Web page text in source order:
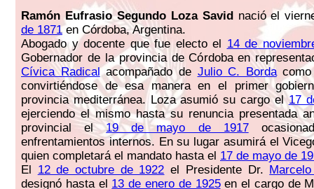
Ramón Eufrasio Segundo Loza Savidnació el
de 1871en Córdoba, Argentina.
Abogado y docente que fue electo el 14 de
Gobernador de la provincia de Córdoba en
Cívica Radicalacompañado de Julio C. Bordacomo
convirtiéndose de esa manera en el primer
provincia mediterránea. Loza asumió su cargo el17
ejerciendo el mismo hasta su renuncia presentada
provincial el19 de mayo de 1917
enfrentamientos internos. En su lugar asumirá el
quien completará el mandato hasta el 17 de mayo de
El 12 de octubre de 1922 el Presidente Dr.
designó hasta el 13 de enero de 1925en el cargo de